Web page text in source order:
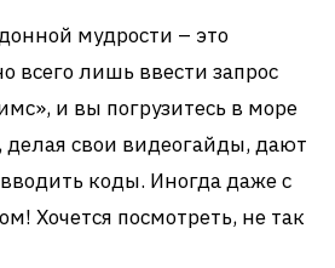
мудрости – это
всего лишь ввести запрос
и вы погрузитесь в море
делая свои видеогайды, дают
коды. Иногда даже с
Хочется посмотреть, не так